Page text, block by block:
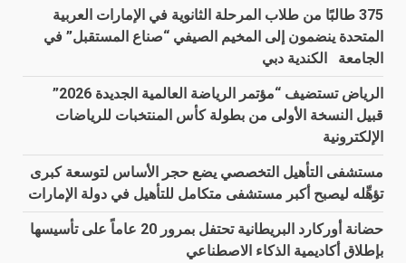
375 طالبًا من طلاب المرحلة الثانوية في الإمارات العربية
المتحدة ينضمون إلى المخيم الصيفي “صناع المستقبل” في
الجامعة الكندية دبي
الرياض تستضيف “مؤتمر الرياضة العالمية الجديدة 2026”
قبيل النسخة الأولى من بطولة كأس المنتخبات للرياضات
الإلكترونية
مستشفى التأهيل التخصصي يضع حجر الأساس لتوسعة كبرى
تؤهِّله ليصبح أكبر مستشفى متكامل للتأهيل في دولة الإمارات
حضانة أوركارد البريطانية تحتفل بمرور 20 عاماً على تأسيسها
بإطلاق أكاديمية الذكاء الاصطناعي